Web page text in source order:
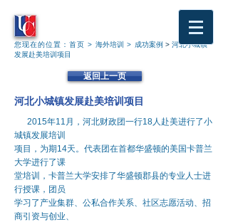
您现在的位置： 首页 > 海外培训 > 成功案例 > 河北小城镇
发展赴美培训项目
返回上一页
河北小城镇发展赴美培训项目
2015年11 月，河北财政团一行18人赴美进行了小
城镇发展培训
项目，为期14天。代表团在首都华盛顿的美国卡普兰
大学进行了课
堂培训，卡普兰大学安排了华盛顿郡县的专业人士进
行授课，团员
学习了产业集群、公私合作关系、社区志愿活动、招
商引资与创业、